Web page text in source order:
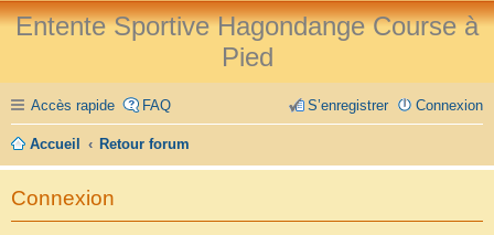
Entente Sportive Hagondange Course à
Pied
Accès rapide FAQ Connexion
S’enregistrer
Accueil Retour forum
Connexion